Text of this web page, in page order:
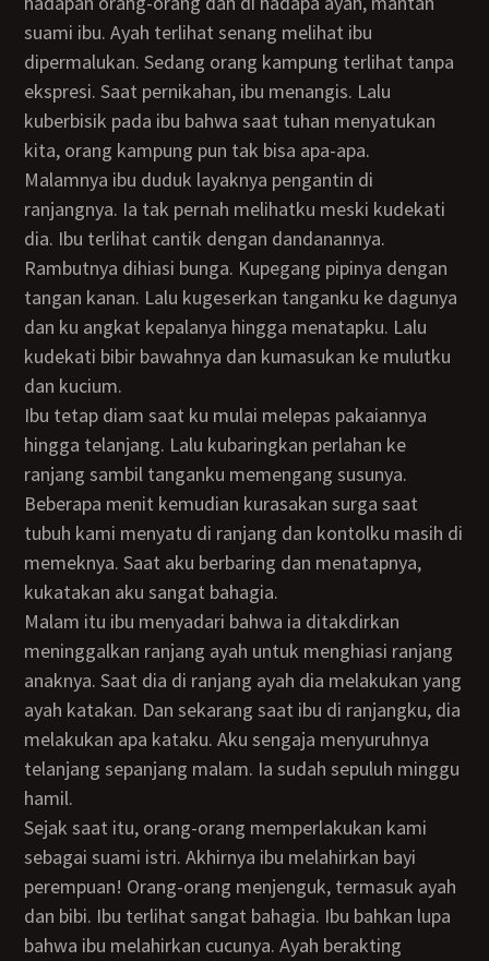
suami ibu. Ayah terlihat senang melihat ibu
dipermalukan. Sedang orang kampung terlihat tanpa
ekspresi. Saat pernikahan, ibu menangis. Lalu
kuberbisik pada ibu bahwa saat tuhan menyatukan
kita, orang kampung pun tak bisa apa-apa.
Malamnya ibu duduk layaknya pengantin di
ranjangnya. Ia tak pernah melihatku meski kudekati
dia. Ibu terlihat cantik dengan dandanannya.
Rambutnya dihiasi bunga. Kupegang pipinya dengan
tangan kanan. Lalu kugeserkan tanganku ke dagunya
dan ku angkat kepalanya hingga menatapku. Lalu
kudekati bibir bawahnya dan kumasukan ke mulutku
dan kucium.
Ibu tetap diam saat ku mulai melepas pakaiannya
hingga telanjang. Lalu kubaringkan perlahan ke
ranjang sambil tanganku memengang susunya.
Beberapa menit kemudian kurasakan surga saat
tubuh kami menyatu di ranjang dan kontolku masih di
memeknya. Saat aku berbaring dan menatapnya,
kukatakan aku sangat bahagia.
Malam itu ibu menyadari bahwa ia ditakdirkan
meninggalkan ranjang ayah untuk menghiasi ranjang
anaknya. Saat dia di ranjang ayah dia melakukan yang
ayah katakan. Dan sekarang saat ibu di ranjangku, dia
melakukan apa kataku. Aku sengaja menyuruhnya
telanjang sepanjang malam. Ia sudah sepuluh minggu
hamil.
Sejak saat itu, orang-orang memperlakukan kami
sebagai suami istri. Akhirnya ibu melahirkan bayi
perempuan! Orang-orang menjenguk, termasuk ayah
dan bibi. Ibu terlihat sangat bahagia. Ibu bahkan lupa
bahwa ibu melahirkan cucunya. Ayah berakting